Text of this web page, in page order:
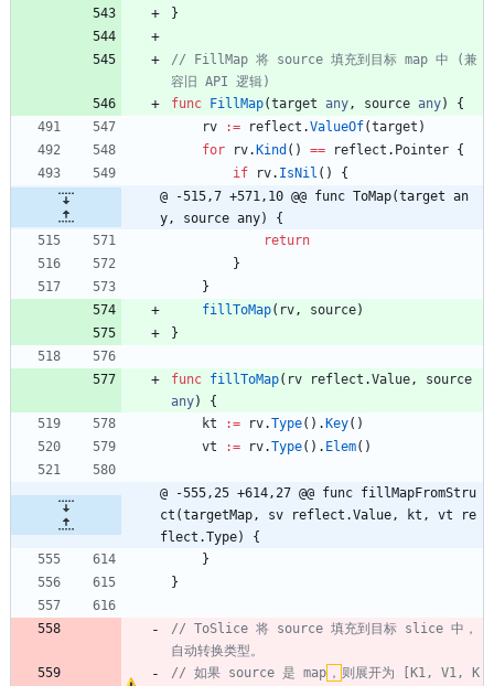
}
// FillMap 将 source 填充到目标 map 中 (兼
容旧 API 逻辑)
func
FillMap(target any, source any)
{
rv
:= reflect .ValueOf(target )
for
rv. Kind ( ) == reflect . Pointer {
if
rv. IsNil ( )
{
@ -515,7 +571,10 @@ func ToMap(target an
y, source any) {
return
}
}
fillToMap( rv, source)
}
func fillToMap( rv reflect .Value,
source
any)
{
kt
:= rv.Type( ) . Key( )
vt
:= rv.Type( ) . Elem( )
@ -555,25 +614,27 @@ func fillMapFromStru
ct(targetMap, sv reflect.Value, kt, vt re
flect.Type) {
}
}
// ToSlice 将 source 填充到目标 slice 中，
自动转换类型。
// 如果 source 是 map ， 则展开为 [K1, V1, K